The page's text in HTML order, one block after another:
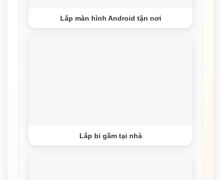
Lắp màn hình Android tận nơi
Lắp bi gầm tại nhà